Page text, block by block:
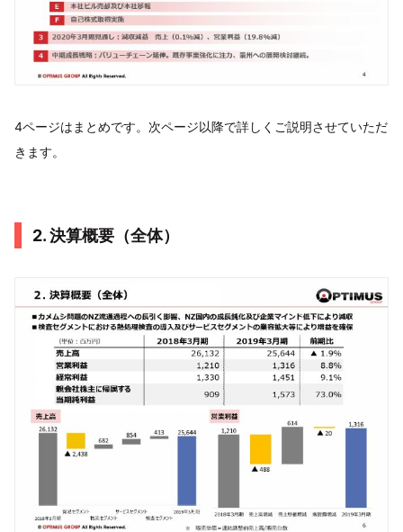
4ページはまとめです。次ページ以降で詳しくご説明させていただ
きます。
2. 決算概要（全体）